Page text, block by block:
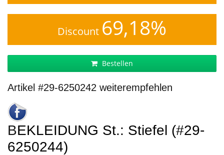
Discount 69,18%
Bestellen
Artikel #29-6250242 weiterempfehlen
BEKLEIDUNG St.: Stiefel (#29-
6250244)